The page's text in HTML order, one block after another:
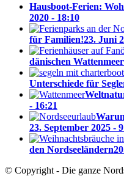
Hausboot-Ferien:
2020 - 18:10
für Familien!23. Juni
dänischen Wattenmeer
Unterschiede für
- 16:21
23. September 2025 -
den Nordseeländern
© Copyright - Die ganze